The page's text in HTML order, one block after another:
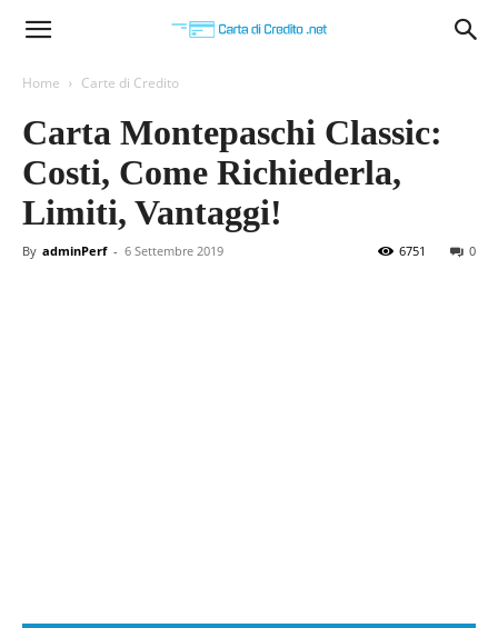
Carta
Credito
Home Carte di Credito
Carta Montepaschi Classic:
Costi, Come Richiederla,
Limiti, Vantaggi!
By adminPerf - 6 Settembre 2019 0
6751